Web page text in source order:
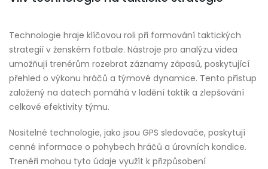
Technologie hraje klíčovou roli při formování taktických
strategií v ženském fotbale. Nástroje pro analýzu videa
umožňují trenérům rozebrat záznamy zápasů, poskytující
přehled o výkonu hráčů a týmové dynamice. Tento přístup
založený na datech pomáhá v ladění taktik a zlepšování
celkové efektivity týmu.
Nositelné technologie, jako jsou GPS sledovače, poskytují
cenné informace o pohybech hráčů a úrovních kondice.
Trenéři mohou tyto údaje využít k přizpůsobení